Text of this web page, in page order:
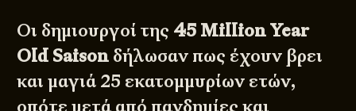
Οι δημιουργοί της 45 Million Year
Old Saison δήλωσαν πως έχουν βρει
και μαγιά 25 εκατομμυρίων ετών,